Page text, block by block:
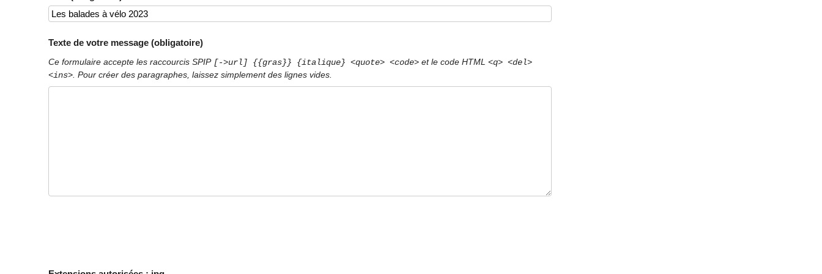
Texte de votre message (obligatoire)
Ce formulaire accepte les raccourcis SPIP [->url] {{gras}} {italique} <quote> <code> et le code HTML<q> <del>
<ins>. Pour créer des paragraphes, laissez simplement des lignes vides.